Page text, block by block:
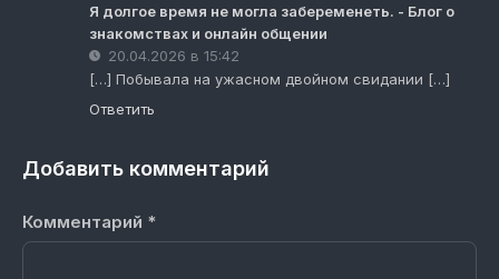
Я долгое время не могла забеременеть. - Блог о
знакомствах и онлайн общении
20.04.2026 в 15:42
[…] Побывала на ужасном двойном свидании […]
Ответить
Добавить комментарий
Комментарий *